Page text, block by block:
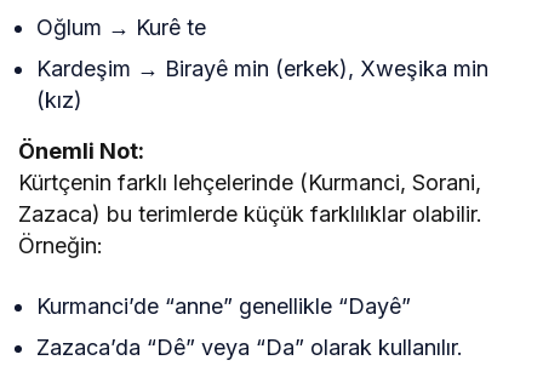
Oğlum → Kurê te
Kardeşim → Birayê min (erkek), Xweşika min
(kız)
Önemli Not:
Kürtçenin farklı lehçelerinde (Kurmanci, Sorani,
Zazaca) bu terimlerde küçük farklılıklar olabilir.
Örneğin:
Kurmanci’de “anne” genellikle “Dayê”
Zazaca’da “Dê” veya “Da” olarak kullanılır.